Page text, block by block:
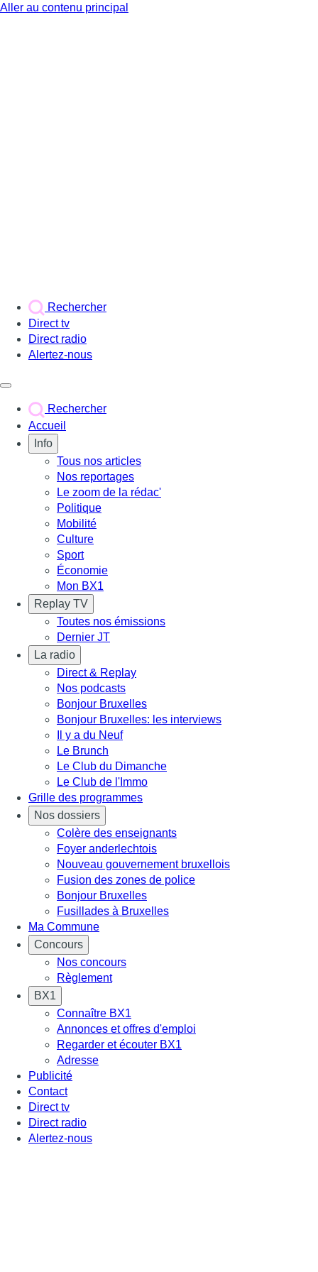
Aller au contenu principal
Rechercher
Direct tv
Direct radio
Alertez-nous
Rechercher
Accueil
Info
Tous nos articles
Nos reportages
Le zoom de la rédac'
Politique
Mobilité
Culture
Sport
Économie
Mon BX1
Replay TV
Toutes nos émissions
Dernier JT
La radio
Direct & Replay
Nos podcasts
Bonjour Bruxelles
Bonjour Bruxelles: les interviews
Il y a du Neuf
Le Brunch
Le Club du Dimanche
Le Club de l'Immo
Grille des programmes
Nos dossiers
Colère des enseignants
Foyer anderlechtois
Nouveau gouvernement bruxellois
Fusion des zones de police
Bonjour Bruxelles
Fusillades à Bruxelles
Ma Commune
Concours
Nos concours
Règlement
BX1
Connaître BX1
Annonces et offres d'emploi
Regarder et écouter BX1
Adresse
Publicité
Contact
Direct tv
Direct radio
Alertez-nous